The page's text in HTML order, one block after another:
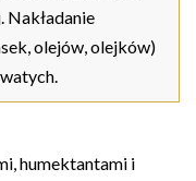
Nakładanie
olejów, olejków)
humektantami i